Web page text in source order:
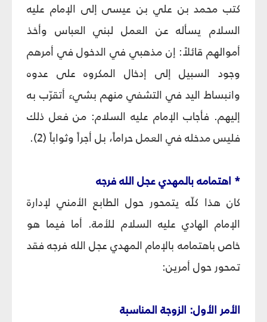
كتب محمد بن علي بن عيسى إلى الإمام عليه
السلام يسأله عن العمل لبني العباس وأخذ
أموالهم قائلاً: إن مذهبي في الدخول في أمرهم
وجود السبيل إلى إدخال المكروه على عدوه
وانبساط اليد في التشفي منهم بشيء أتقرّب به
إليهم. فأجاب الإمام عليه السلام: من فعل ذلك
فليس مدخله في العمل حراماً، بل أجراً وثواباً (2).
* اهتمامه بالمهدي عجل الله فرجه
كان هذا كلّه يتمحور حول الطابع الأمني لإدارة
الإمام الهادي عليه السلام للأمة. أما فيما هو
خاص باهتمامه بالإمام المهدي عجل الله فرجه فقد
تمحور حول أمرين:
الأمر الأول: الزوجة المناسبة